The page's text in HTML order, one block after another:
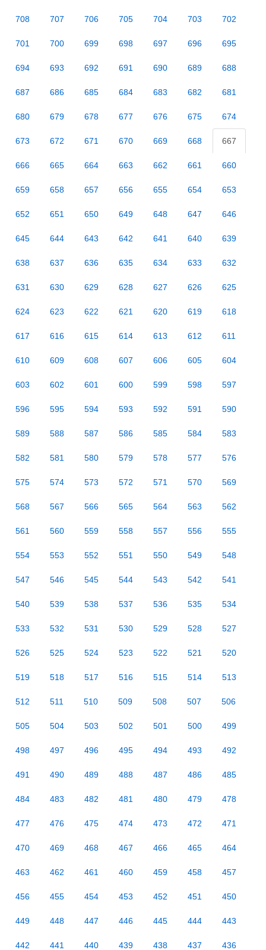
708 707 706 705 704 703 702
701 700 699 698 697 696 695
694 693 692 691 690 689 688
687 686 685 684 683 682 681
680 679 678 677 676 675 674
673 672 671 670 669 668 667
666 665 664 663 662 661 660
659 658 657 656 655 654 653
652 651 650 649 648 647 646
645 644 643 642 641 640 639
638 637 636 635 634 633 632
631 630 629 628 627 626 625
624 623 622 621 620 619 618
617 616 615 614 613 612 611
610 609 608 607 606 605 604
603 602 601 600 599 598 597
596 595 594 593 592 591 590
589 588 587 586 585 584 583
582 581 580 579 578 577 576
575 574 573 572 571 570 569
568 567 566 565 564 563 562
561 560 559 558 557 556 555
554 553 552 551 550 549 548
547 546 545 544 543 542 541
540 539 538 537 536 535 534
533 532 531 530 529 528 527
526 525 524 523 522 521 520
519 518 517 516 515 514 513
512 511 510 509 508 507 506
505 504 503 502 501 500 499
498 497 496 495 494 493 492
491 490 489 488 487 486 485
484 483 482 481 480 479 478
477 476 475 474 473 472 471
470 469 468 467 466 465 464
463 462 461 460 459 458 457
456 455 454 453 452 451 450
449 448 447 446 445 444 443
442 441 440 439 438 437 436